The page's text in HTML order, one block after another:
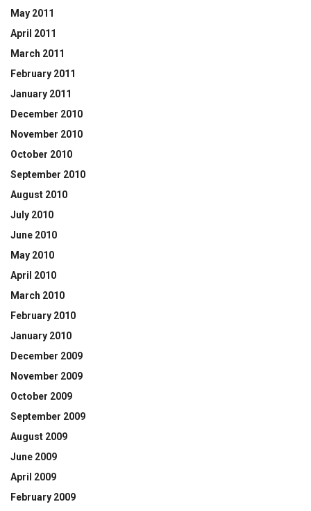
May 2011
April 2011
March 2011
February 2011
January 2011
December 2010
November 2010
October 2010
September 2010
August 2010
July 2010
June 2010
May 2010
April 2010
March 2010
February 2010
January 2010
December 2009
November 2009
October 2009
September 2009
August 2009
June 2009
April 2009
February 2009